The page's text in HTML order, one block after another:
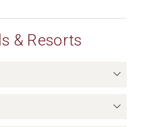
& Resorts